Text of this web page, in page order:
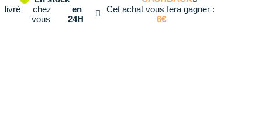
livré
chez
vous
en
24H
Cet achat vous fera gagner :
6€